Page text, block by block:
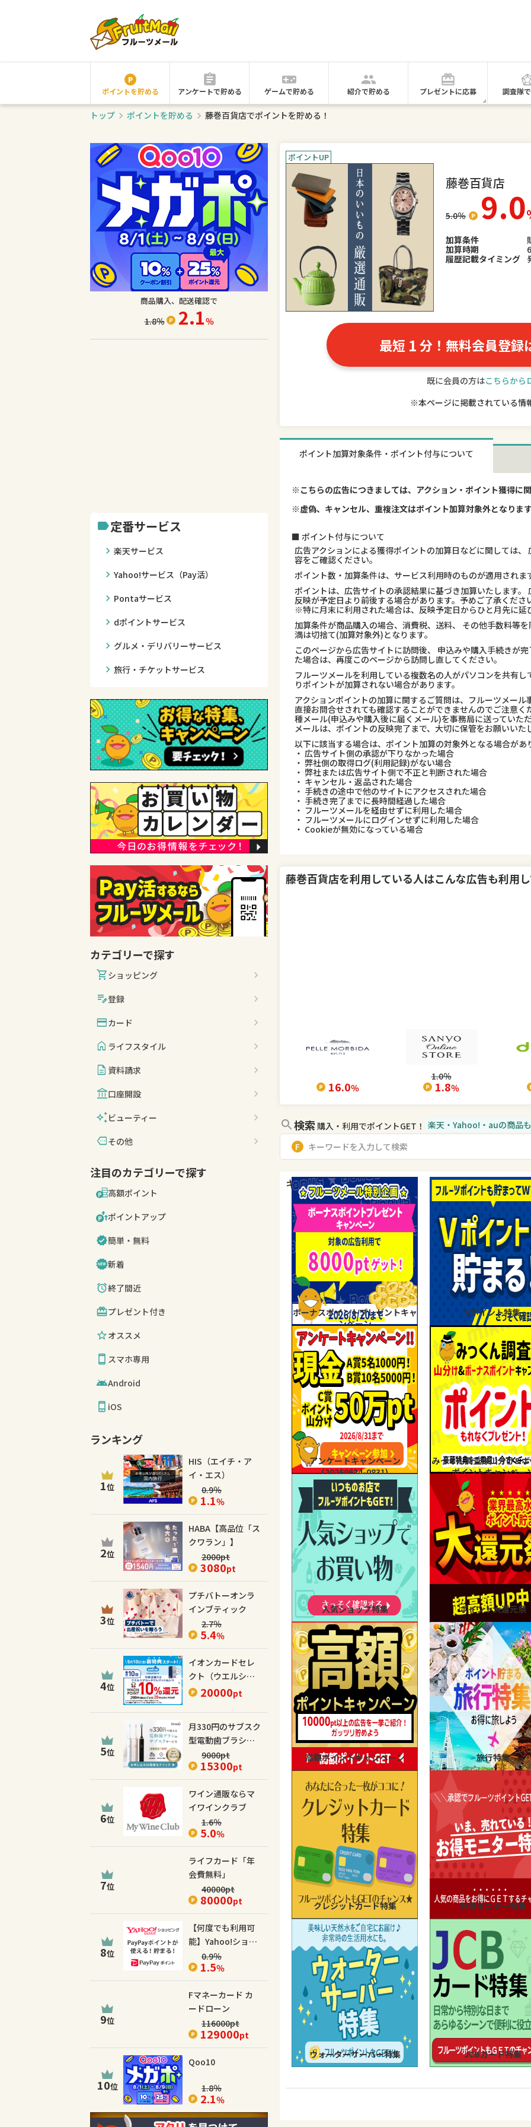
ポイントを貯める アンケートで貯める ゲームで貯める 紹介で貯める プレゼントに応募 調査隊
トップ ポイントを貯める 藤巻百貨店でポイントを貯める！
商品購入、配送確認で
1.8％ 2.1％
label定番サービス
chevron_right 楽天サービス
chevron_right Yahoo!サービス（Pay活）
chevron_right Pontaサービス
chevron_right dポイントサービス
chevron_right グルメ・デリバリーサービス
chevron_right 旅行・チケットサービス
カテゴリーで探す
shopping_cartショッピング
edit_note登録
credit_cardカード
home ライフスタイル
description 資料請求
account_balance口座開設
auto_awesomeビューティー
moreその他
注目のカテゴリーで探す
高額ポイント
ポイントアップ
簡単・無料
新着
終了間近
プレゼント付き
オススメ
スマホ専用
Android
iOS
ランキング
1位
HIS（エイチ・ア
イ・エス）
0.9％
1.1％
2位
HABA【高品位「ス
クワラン」】
2000pt
3080pt
3位
プチバトーオンラ
インブティック
2.7％
5.4％
4位
イオンカードセレ
クト（ウエルシア
カード）
20000pt
5位
月330円のサブスク
型電動歯ブラシ
【Dentaly】
9000pt
15300pt
6位
ワイン通販ならマ
イワインクラブ
1.6％
5.0％
7位
ライフカード「年
会費無料」
40000pt
80000pt
8位
【何度でも利用可
能】Yahoo!ショッ
ピング
0.9％
1.5％
9位
Fマネーカード カ
ードローン
116000pt
129000pt
10位
Qoo10
1.8％
2.1％
ポイントUP
藤巻百貨店
5.0％ 9.0
加算条件
加算時期
履歴記載タイミング
最短 1分！無料会員登録
既に会員の方はこちらから
※本ページに掲載されている情
ポイント加算対象条件・ポイント付与について
※こちらの広告につきましては、アクション・ポイント獲得に
※虚偽、キャンセル、重複注文はポイント加算対象外となりま
■ ポイント付与について
広告アクションによる獲得ポイントの加算日などに関しては
容をご確認ください。
ポイント数・加算条件は、サービス利用時のものが適用されま
ポイントは、広告サイトの承認結果に基づき加算いたします
反映が予定日より前後する場合があります。予めご了承くださ
※特に月末に利用された場合は、反映予定日からひと月先に延
加算条件が商品購入の場合、消費税、送料、 その他手数料等
満は切捨て(加算対象外)となります。
このページから広告サイトに訪問後、 申込みや購入手続きが
た場合は、再度このページから訪問し直してください。
フルーツメールを利用している複数名の人がパソコンを共有
りポイントが加算されない場合があります。
アクションポイントの加算に関するご質問は、フルーツメー
直接お問合せされても確認することができませんのでご注意
種メール(申込みや購入後に届くメール)を事務局に送っていた
メールは、ポイントの反映完了まで、大切に保管をお願いいた
以下に該当する場合は、ポイント加算の対象外となる場合が
・ 広告サイト側の承認が下りなかった場合
・ 弊社側の取得ログ(利用記録)がない場合
・ 弊社または広告サイト側で不正と判断された場合
・ キャンセル・返品された場合
・ 手続きの途中で他のサイトにアクセスされた場合
・ 手続き完了までに長時間経過した場合
・ フルーツメールを経由せずに利用した場合
・ フルーツメールにログインせずに利用した場合
・ Cookieが無効になっている場合
藤巻百貨店を利用している人はこんな広告も利用
16.0％
1.0％
1.8％
検索 購入・利用でポイントGET！ 楽天・Yahoo!・auの商品
キャンペーン・特集
ボーナスポイントプレゼントキャ
ンペーン
Vポイント特集
アンケートキャンペーン
(20260624-0831)
みっくん調査隊山分け&
ポイントキャンペー
人気ショップ特集 ポイント大還元祭
高額ポイントキャンペーン 旅行特集
クレジットカード特集 お得モニター特集
ウォーターサーバー特集 JCBカード特集